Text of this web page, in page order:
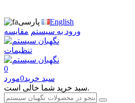
پارسی
English
ورود به سیستم مقایسه
تنظیمات
0
سبد خرید0مورد
سبد خرید شما خالی است.